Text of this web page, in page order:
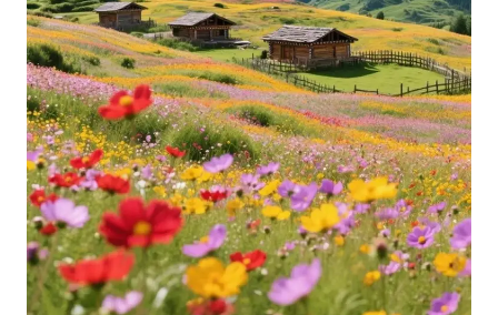
U17国足点球大战淘汰河床晋级决赛
日本试射“战斧”导弹，国防部回应
胡彦斌获《歌手2026》歌王
名创优品回应女子吐槽内裤质量差
夯实基础开新局